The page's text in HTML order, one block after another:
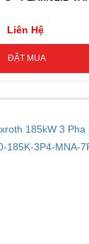
Liên Hệ
ĐẶT MUA